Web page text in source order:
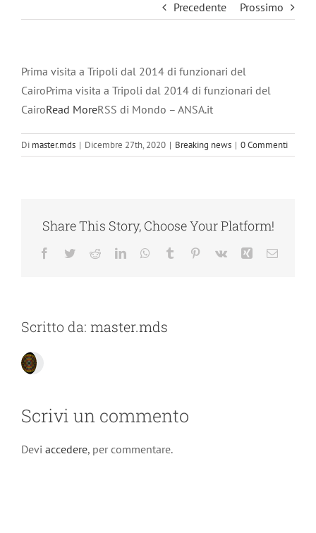
Precedente Prossimo
Prima visita a Tripoli dal 2014 di funzionari del
CairoPrima visita a Tripoli dal 2014 di funzionari del
CairoRead MoreRSS di Mondo – ANSA.it
Di master.mds | Dicembre 27th, 2020 | Breaking news | 0 Commenti
Share This Story, Choose Your Platform!
Facebook
TwitterRedditLinkedInWhatsApp
Tumblr Pinterest
Vk Xing Email
Scritto da: master.mds
Scrivi un commento
Devi accedere, per commentare.